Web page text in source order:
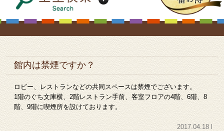
館内は禁煙ですか？
ロビー、レストランなどの共同スペースは禁煙でございます。
1階のぐち文庫横、2階レストラン手前、客室フロアの4階、6階、8
階、9階に喫煙所を設けております。
2017.04.18 l